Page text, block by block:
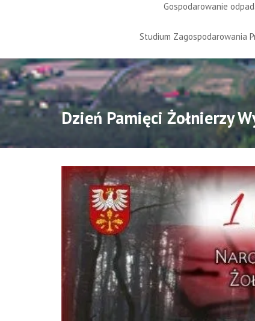
Gospodarowanie
Studium Zagospodarowania
Dzień Pamięci Żołnierzy